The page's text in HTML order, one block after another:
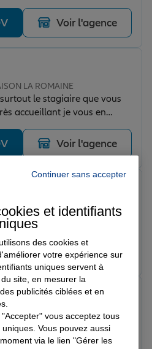
Voir l'agence
LA ROMAINE
le stagiaire que vous
accueillant je vous en
Voir l'agence
LA ROMAINE
je recommande fortement.
Voir l'agence
LA ROMAINE
assurance voiturette pour
J’ai été reçu
Continuer sans accepter
et identifiants
des cookies et
votre expérience sur
uniques servent à
site, en mesurer la
publicités ciblées et en
vous acceptez tous
Vous pouvez aussi
via le lien "Gérer les